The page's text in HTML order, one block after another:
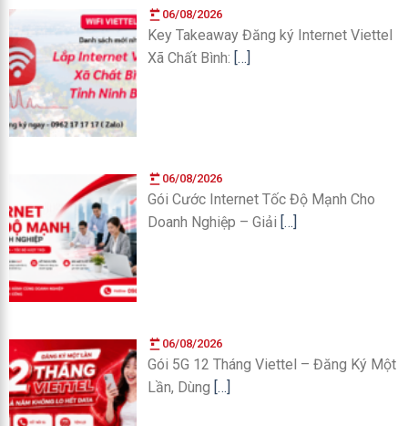
06/08/2026
Key Takeaway Đăng ký Internet Viettel
Xã Chất Bình: […]
06/08/2026
Gói Cước Internet Tốc Độ Mạnh Cho
Doanh Nghiệp – Giải […]
06/08/2026
Gói 5G 12 Tháng Viettel – Đăng Ký Một
Lần, Dùng […]